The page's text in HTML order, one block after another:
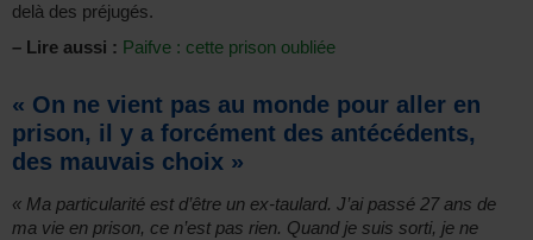
delà des préjugés.
– Lire aussi : Paifve : cette prison oubliée
« On ne vient pas au monde pour aller en
prison, il y a forcément des antécédents,
des mauvais choix »
« Ma particularité est d’être un ex-taulard. J’ai passé 27 ans de
ma vie en prison, ce n’est pas rien. Quand je suis sorti, je ne